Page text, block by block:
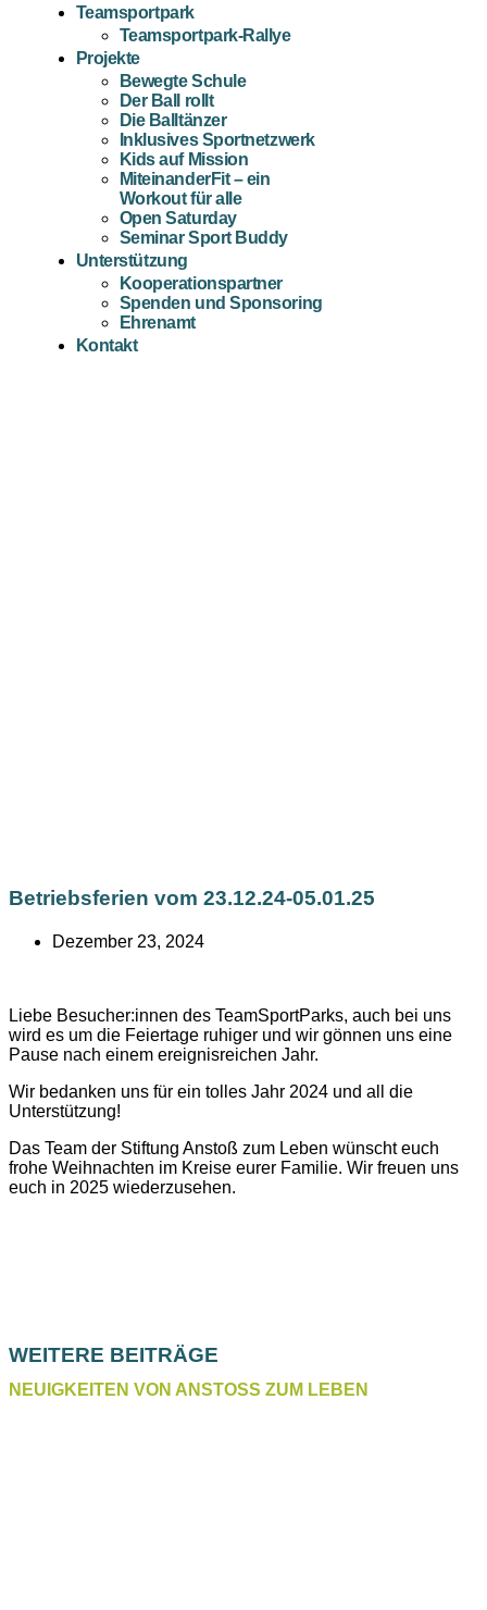
Teamsportpark
Teamsportpark-Rallye
Projekte
Bewegte Schule
Der Ball rollt
Die Balltänzer
Inklusives Sportnetzwerk
Kids auf Mission
MiteinanderFit – ein
Workout für alle
Open Saturday
Seminar Sport Buddy
Unterstützung
Kooperationspartner
Spenden und Sponsoring
Ehrenamt
Kontakt
Betriebsferien vom 23.12.24-05.01.25
Dezember 23, 2024
Liebe Besucher:innen des TeamSportParks, auch bei uns
wird es um die Feiertage ruhiger und wir gönnen uns eine
Pause nach einem ereignisreichen Jahr.
Wir bedanken uns für ein tolles Jahr 2024 und all die
Unterstützung!
Das Team der Stiftung Anstoß zum Leben wünscht euch
frohe Weihnachten im Kreise eurer Familie. Wir freuen uns
euch in 2025 wiederzusehen.
WEITERE BEITRÄGE
NEUIGKEITEN VON ANSTOSS ZUM LEBEN